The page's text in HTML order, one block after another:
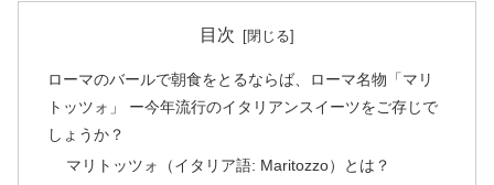
目次
ローマのバールで朝食をとるならば、ローマ名物「マリ
トッツォ」 ー今年流行のイタリアンスイーツをご存じで
しょうか？
マリトッツォ（イタリア語: Maritozzo）とは？